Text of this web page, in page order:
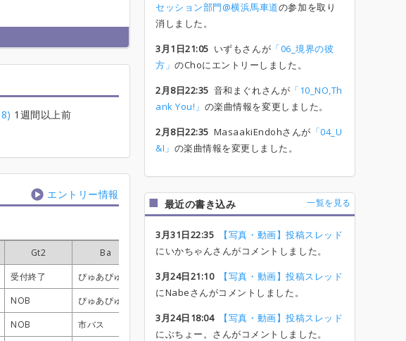
1週間以上前
エントリー情報
Gt2 Ba Dr Key
Other
受付終了 ぴゅあぴゅあ harry
くろすりぃ
NOB ぴゅあぴゅあ おじいちゃん きむ☆ゆう(中川侑)受付終了
NOB 市バス harry さぁぶ
受付終了
Gt2 Ba Dr Key
Other
受付終了 ぴゅあぴゅあ harry
くろすりぃ
NOB ぴゅあぴゅあ おじいちゃん きむ☆ゆう(中川侑)受付終了
NOB 市バス harry さぁぶ
受付終了
Gt2 Ba Dr Key
Other
受付終了 ぴゅあぴゅあ harry
くろすりぃ
NOB ぴゅあぴゅあ おじいちゃん きむ☆ゆう(中川侑)受付終了
NOB 市バス harry さぁぶ
受付終了
Gt2 Ba Dr Key
Other
受付終了 ぴゅあぴゅあ harry
くろすりぃ
NOB ぴゅあぴゅあ おじいちゃん きむ☆ゆう(中川侑)受付終了
NOB 市バス harry さぁぶ
受付終了
セッション部門@横浜馬車道の参加を取り
消しました。
3月1日21:05 いずもさんが 「06_境界の彼
方」のChoにエントリーしました。
2月8日22:35 音和まぐれさんが 「10_NO,Th
ank You!」 の楽曲情報を変更しました。
2月8日22:35 MasaakiEndohさんが 「04_U
&I」 の楽曲情報を変更しました。
最近の書き込み 一覧を見る
3月31日22:35
【写真・動画】投稿スレッド
にいかちゃんさんがコメントしました。
3月24日21:10
【写真・動画】投稿スレッド
にNabeさんがコメントしました。
3月24日18:04
【写真・動画】投稿スレッド
にぶちょー。さんがコメントしました。